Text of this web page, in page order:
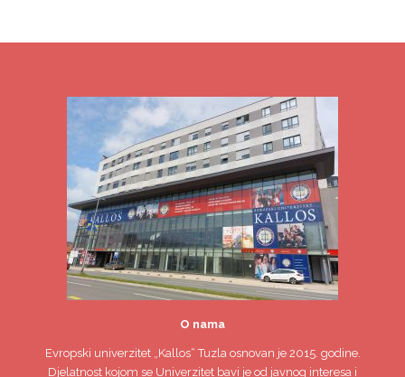
O nama
Evropski univerzitet„Kallos“ Tuzla osnovan je 2015. godine.
Djelatnost kojom se Univerzitet bavi je od javnog interesa i